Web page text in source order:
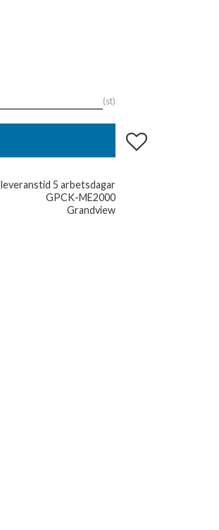
st
Lägg till i favoriter
5 arbetsdagar
GPCK-ME2000
Grandview